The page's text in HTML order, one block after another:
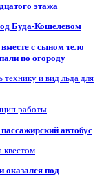
этажа
Буда-Кошелевом
с сыном тело
по огороду
и вид льда для
работы
автобус
квестом
оказался под